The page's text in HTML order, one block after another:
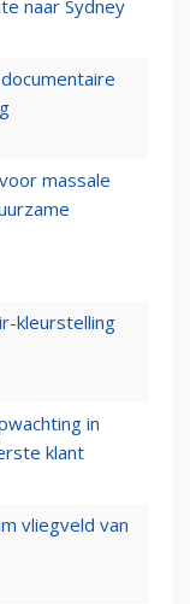
naar Sydney
massale
kleurstelling
in
klant
vliegveld van